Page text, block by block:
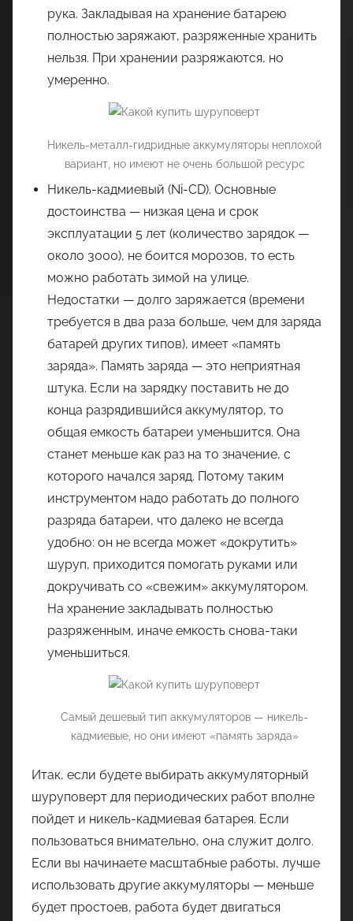
рука. Закладывая на хранение батарею
полностью заряжают, разряженные хранить
нельзя. При хранении разряжаются, но
умеренно.
Никель-металл-гидридные аккумуляторы неплохой
вариант, но имеют не очень большой ресурс
Никель-кадмиевый (Ni-CD). Основные
достоинства — низкая цена и срок
эксплуатации 5 лет (количество зарядок —
около 3000), не боится морозов, то есть
можно работать зимой на улице.
Недостатки — долго заряжается (времени
требуется в два раза больше, чем для заряда
батарей других типов), имеет «память
заряда». Память заряда — это неприятная
штука. Если на зарядку поставить не до
конца разрядившийся аккумулятор, то
общая емкость батареи уменьшится. Она
станет меньше как раз на то значение, с
которого начался заряд. Потому таким
инструментом надо работать до полного
разряда батареи, что далеко не всегда
удобно: он не всегда может «докрутить»
шуруп, приходится помогать руками или
докручивать со «свежим» аккумулятором.
На хранение закладывать полностью
разряженным, иначе емкость снова-таки
уменьшиться.
Самый дешевый тип аккумуляторов — никель-
кадмиевые, но они имеют «память заряда»
Итак, если будете выбирать аккумуляторный
шуруповерт для периодических работ вполне
пойдет и никель-кадмиевая батарея. Если
пользоваться внимательно, она служит долго.
Если вы начинаете масштабные работы, лучше
использовать другие аккумуляторы — меньше
будет простоев, работа будет двигаться